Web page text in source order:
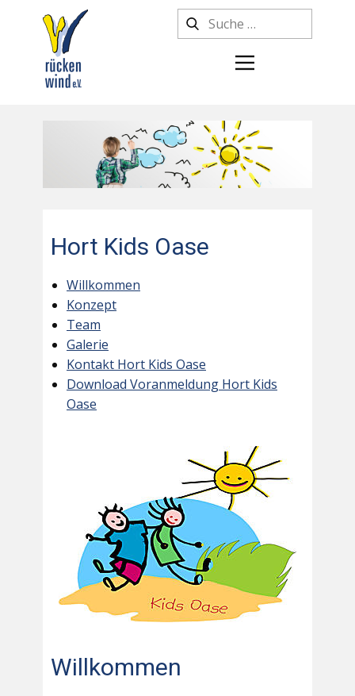
Hort Kids Oase
Willkommen
Konzept
Team
Galerie
Kontakt Hort Kids Oase
Download Voranmeldung Hort Kids
Oase
Willkommen